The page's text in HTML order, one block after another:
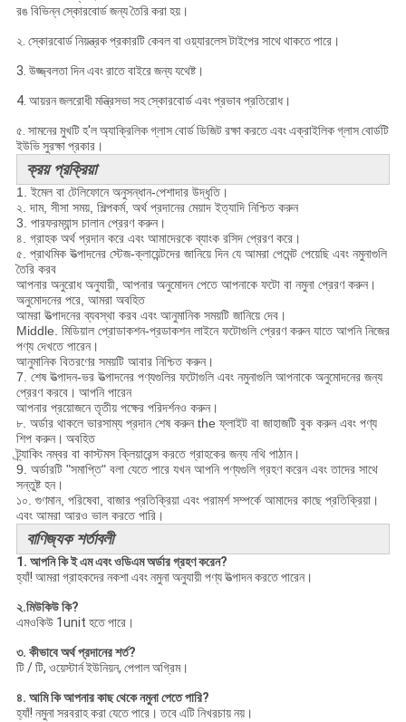
রঙ বিভিন্ন স্কোরবোর্ড জন্য তৈরি করা হয়।
২. স্কোরবোর্ড নিয়ন্ত্রক প্রকারটি কেবল বা ওয়্যারলেস টাইপের সাথে থাকতে পারে।
3. উজ্জ্বলতা দিন এবং রাতে বাইরে জন্য যথেষ্ট।
4. আয়রন জলরোধী মন্ত্রিসভা সহ স্কোরবোর্ড এবং প্রভাব প্রতিরোধ।
৫. সামনের মুখটি হ'ল অ্যাক্রিলিক গ্লাস বোর্ড ডিজিট রক্ষা করতে এবং এক্রাইলিক গ্লাস বোর্ডটি
ইউভি সুরক্ষা প্রকার।
ক্রয় প্রক্রিয়া
1. ইমেল বা টেলিফোনে অনুসন্ধান-পেশাদার উদ্ধৃতি।
২. দাম, সীসা সময়, শিল্পকর্ম, অর্থ প্রদানের মেয়াদ ইত্যাদি নিশ্চিত করুন
3. পারফরম্যান্স চালান প্রেরণ করুন।
৪. গ্রাহক অর্থ প্রদান করে এবং আমাদেরকে ব্যাংক রসিদ প্রেরণ করে।
৫. প্রাথমিক উত্পাদনের স্টেজ-ক্লায়েন্টদের জানিয়ে দিন যে আমরা পেমেন্ট পেয়েছি এবং নমুনাগুলি
তৈরি করব
আপনার অনুরোধ অনুযায়ী, আপনার অনুমোদন পেতে আপনাকে ফটো বা নমুনা প্রেরণ করুন।
অনুমোদনের পরে, আমরা অবহিত
আমরা উত্পাদনের ব্যবস্থা করব এবং আনুমানিক সময়টি জানিয়ে দেব।
Middle. মিডিয়াল প্রোডাকশন-প্রডাকশন লাইনে ফটোগুলি প্রেরণ করুন যাতে আপনি নিজের
পণ্য দেখতে পারেন।
আনুমানিক বিতরণের সময়টি আবার নিশ্চিত করুন।
7. শেষ উত্পাদন-ভর উত্পাদনের পণ্যগুলির ফটোগুলি এবং নমুনাগুলি আপনাকে অনুমোদনের জন্য
প্রেরণ করবে। আপনি পারেন
আপনার প্রয়োজনে তৃতীয় পক্ষের পরিদর্শনও করুন।
৮. অর্ডার থাকলে ভারসাম্য প্রদান শেষ করুন the ফ্লাইট বা জাহাজটি বুক করুন এবং পণ্য
শিপ করুন। অবহিত
ট্র্যাকিং নম্বর বা কাস্টমস ক্লিয়ারেন্স করতে গ্রাহকের জন্য নথি পাঠান।
9. অর্ডারটি "সমাপ্তি" বলা যেতে পারে যখন আপনি পণ্যগুলি গ্রহণ করেন এবং তাদের সাথে
সন্তুষ্ট হন।
১০. গুণমান, পরিষেবা, বাজার প্রতিক্রিয়া এবং পরামর্শ সম্পর্কে আমাদের কাছে প্রতিক্রিয়া।
এবং আমরা আরও ভাল করতে পারি।
বাণিজ্যক শর্তাবলী
1. আপনি কি ই এম এবং ওডিএম অর্ডার গ্রহণ করেন?
হ্যাঁ! আমরা গ্রাহকদের নকশা এবং নমুনা অনুযায়ী পণ্য উত্পাদন করতে পারেন।
২.মিউকিউ কি?
এমওকিউ 1unit হতে পারে।
৩. কীভাবে অর্থ প্রদানের শর্ত?
টি / টি, ওয়েস্টার্ন ইউনিয়ন, পেপাল অগ্রিম।
৪. আমি কি আপনার কাছ থেকে নমুনা পেতে পারি?
হ্যাঁ! নমুনা সরবরাহ করা যেতে পারে। তবে এটি নিখরচায় নয়।